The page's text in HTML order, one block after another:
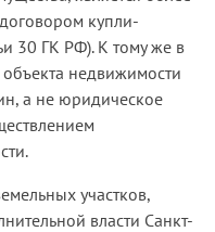
купли-
30 ГК РФ). К тому же в
недвижимости
а не юридическое
участков,
власти Санкт-